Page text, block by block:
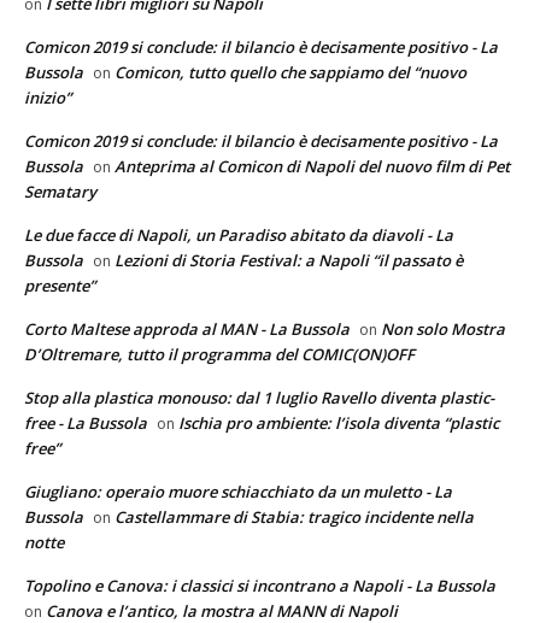
Comicon 2019 si conclude: il bilancio è decisamente positivo - La
Bussola on Comicon, tutto quello che sappiamo del “nuovo
inizio”
Comicon 2019 si conclude: il bilancio è decisamente positivo - La
Bussola on Anteprima al Comicon di Napoli del nuovo film di Pet
Sematary
Le due facce di Napoli, un Paradiso abitato da diavoli - La
Bussola on Lezioni di Storia Festival: a Napoli “il passato è
presente”
Corto Maltese approda al MAN - La Bussola on Non solo Mostra
D’Oltremare, tutto il programma del COMIC(ON)OFF
Stop alla plastica monouso: dal 1 luglio Ravello diventa plastic-
free - La Bussola on Ischia pro ambiente: l’isola diventa “plastic
free”
Giugliano: operaio muore schiacchiato da un muletto - La
Bussola on Castellammare di Stabia: tragico incidente nella
notte
Topolino e Canova: i classici si incontrano a Napoli - La Bussola
on Canova e l’antico, la mostra al MANN di Napoli